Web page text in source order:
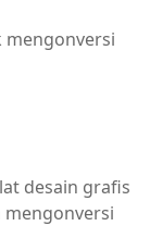
mengonversi
desain grafis